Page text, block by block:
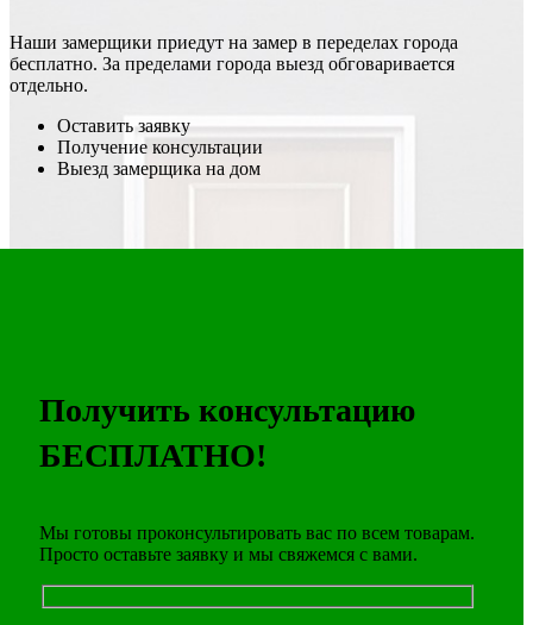
Наши замерщики приедут на замер в переделах города
бесплатно. За пределами города выезд обговаривается
отдельно.
Оставить заявку
Получение консультации
Выезд замерщика на дом
Получить консультацию
БЕСПЛАТНО!
Мы готовы проконсультировать вас по всем товарам.
Просто оставьте заявку и мы свяжемся с вами.